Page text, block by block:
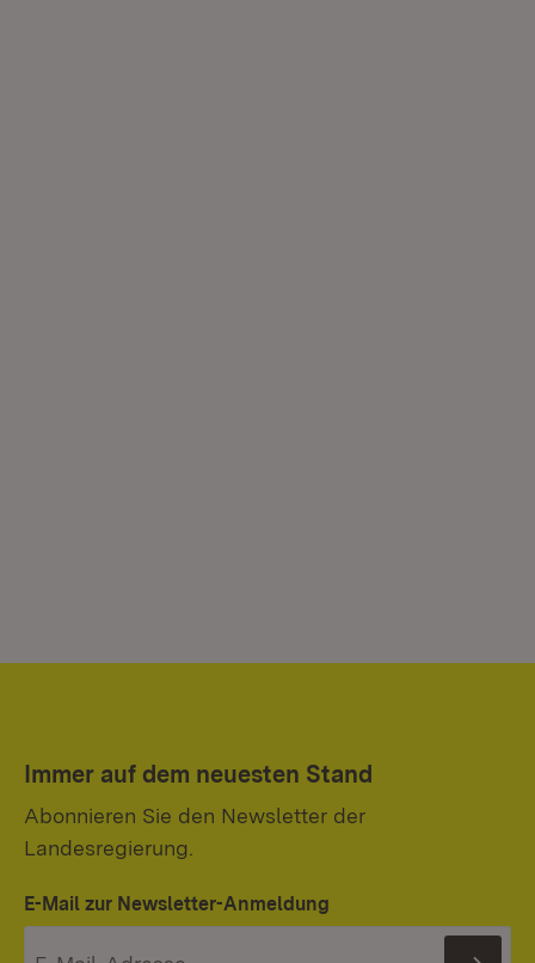
Immer auf dem neuesten Stand
Abonnieren Sie den Newsletter der
Landesregierung.
E-Mail zur Newsletter-Anmeldung